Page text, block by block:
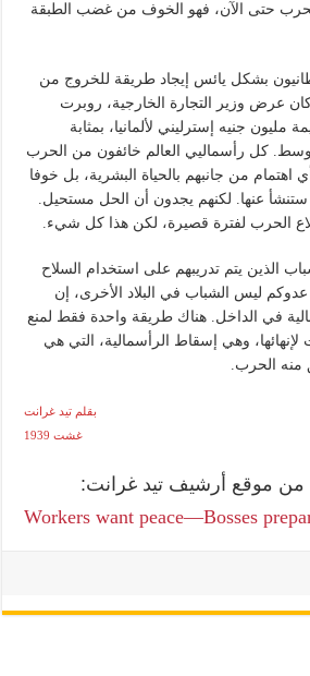
حتى الآن، فهو الخوف من غضب الطبقة
بشكل يائس إيجاد طريقة للخروج من
كان عرض وزير التجارة الخارجية، روبرت
جنيه إسترليني لألمانيا، بمثابة
كل رأسماليي العالم خائفون من الحرب
اهتمام من جانبهم بالحياة البشرية، بل خوفا
ستنشأ عنها. لكنهم يجدون أن الحل مستحيل.
الحرب لفترة قصيرة، لكن هذا كل شيء.
الذين يتم تدريبهم على استخدام السلاح
ليس الشباب في البلاد الأخرى، إن
في الداخل. هناك طريقة واحدة فقط لمنع
لإنهائها، وهي إسقاط الرأسمالية، التي هي
منه الحرب.
بقلم تيد غرانت
غشت 1939
من موقع أرشيف تيد غرانت:
Workers want peace—Bosses